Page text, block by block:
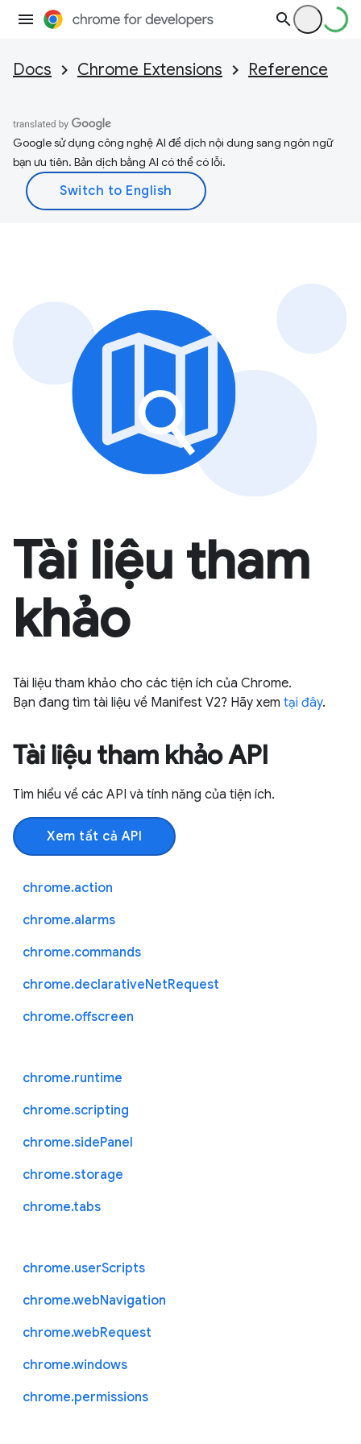
Docs Chrome Extensions Reference
Google sử dụng công nghệ AI để dịch nội dung sang ngôn ngữ
bạn ưu tiên. Bản dịch bằng AI có thể có lỗi.
Tài liệu tham
khảo
Tài liệu tham khảo cho các tiện ích của Chrome.
Bạn đang tìm tài liệu về Manifest V2? Hãy xem tại đây.
Tài liệu tham khảo API
Tìm hiểu về các API và tính năng của tiện ích.
Xem tất cả API
chrome.action
chrome.alarms
chrome.commands
chrome.declarativeNetRequest
chrome.offscreen
chrome.runtime
chrome.scripting
chrome.sidePanel
chrome.storage
chrome.tabs
chrome.userScripts
chrome.webNavigation
chrome.webRequest
chrome.windows
chrome.permissions